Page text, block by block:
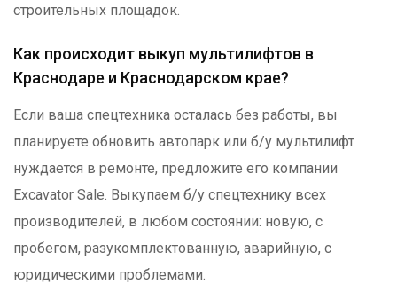
строительных площадок.
Как происходит выкуп мультилифтов в
Краснодаре и Краснодарском крае?
Если ваша спецтехника осталась без работы, вы
планируете обновить автопарк или б/у мультилифт
нуждается в ремонте, предложите его компании
Excavator Sale . Выкупаем б/у спецтехнику всех
производителей, в любом состоянии: новую, с
пробегом, разукомплектованную, аварийную, с
юридическими проблемами.